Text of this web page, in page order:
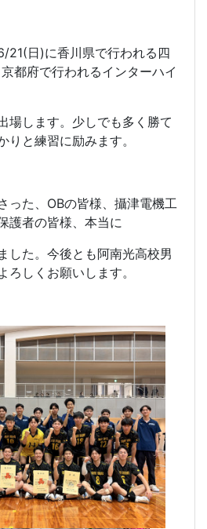
日)に香川県で行われる四
都府で行われるインターハイ
場します。少しでも多く勝て
りと練習に励みます。
った、OBの皆様、攝津電機工
護者の皆様、本当に
した。今後とも阿南光高校男
ろしくお願いします。